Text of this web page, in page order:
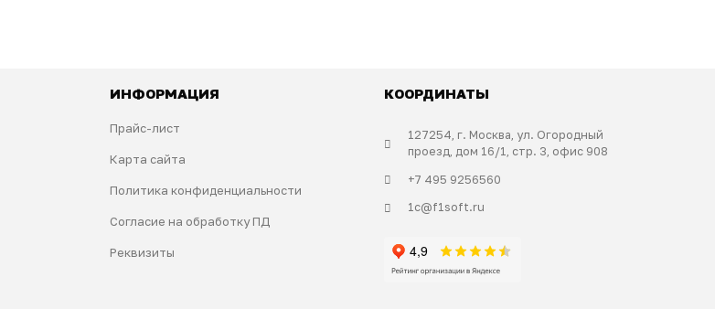
ИНФОРМАЦИЯ
Прайс-лист
Карта сайта
Политика конфиденциальности
Согласие на обработку ПД
Реквизиты
КООРДИНАТЫ
127254, г. Москва, ул. Огородный
проезд, дом 16/1, стр. 3, офис 908
+7 495 9256560
1c@f1soft.ru